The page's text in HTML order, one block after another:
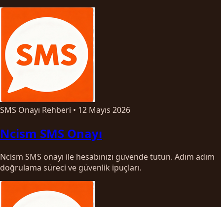
SMS Onayı Rehberi • 12 Mayıs 2026
Ncism SMS Onayı
Ncism SMS onayı ile hesabınızı güvende tutun. Adım adım
doğrulama süreci ve güvenlik ipuçları.